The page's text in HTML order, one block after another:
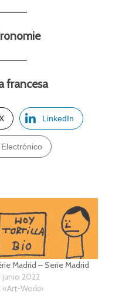
francesa
LinkedIn
Madrid – Serie Madrid
junio 2022
«Art-Work»